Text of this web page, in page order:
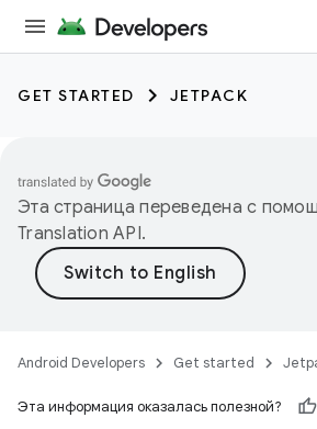
GET STARTED JETPACK
Эта страница переведена с
Translation API.
Android Developers Get started
Эта информация оказалась полезной?